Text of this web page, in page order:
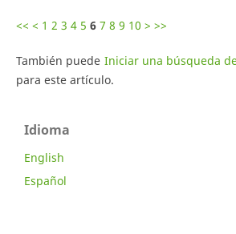
<< < 1 2 3 4 5 6 7 8 9 10 > >>
También puede Iniciar una búsqueda
para este artículo.
Idioma
English
Español